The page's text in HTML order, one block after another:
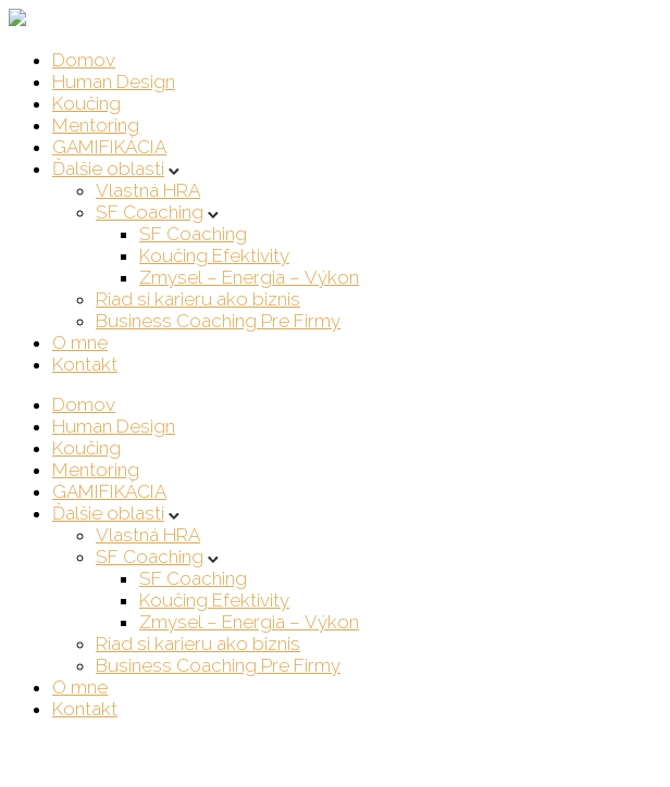
Domov
Human Design
Koučing
Mentoring
GAMIFIKÁCIA
Ďalšie oblasti
Vlastná HRA
SF Coaching
SF Coaching
Koučing Efektivity
Zmysel – Energia – Výkon
Riad si karieru ako biznis
Business Coaching Pre Firmy
O mne
Kontakt
Domov
Human Design
Koučing
Mentoring
GAMIFIKÁCIA
Ďalšie oblasti
Vlastná HRA
SF Coaching
SF Coaching
Koučing Efektivity
Zmysel – Energia – Výkon
Riad si karieru ako biznis
Business Coaching Pre Firmy
O mne
Kontakt